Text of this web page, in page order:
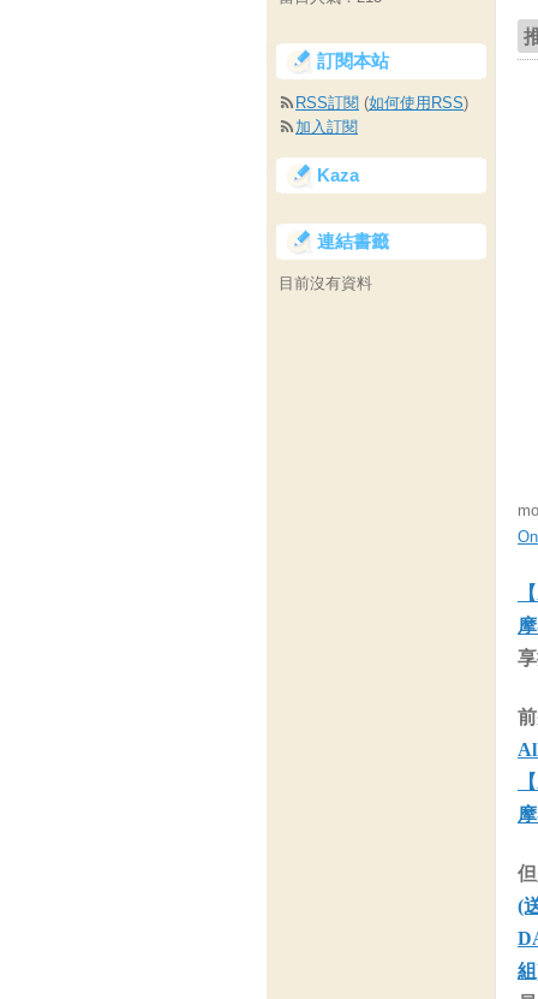
(
訂閱本站
RSS訂閱 (如何使用RSS)
加入訂閱
Kaza
連結書籤
目前沒有資料